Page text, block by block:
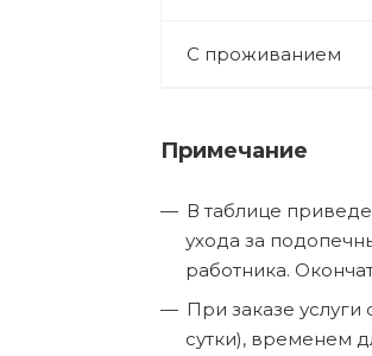
С проживанием
Примечание
В таблице
ухода за
работника.
При заказе
сутки), временем